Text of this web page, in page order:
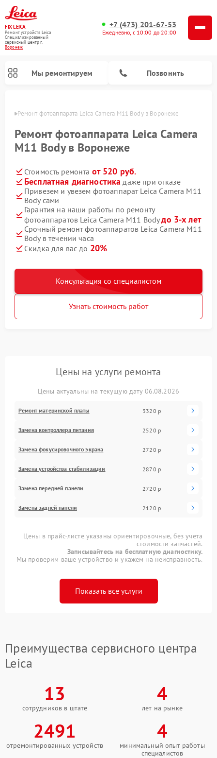
FIX-LEICA
Ремонт устройств Leica
Специализированный
cервисный центр г.
Воронеж
+7 (473) 201-67-53
Ежедневно, с 10:00 до 20:00
Мы ремонтируем Позвонить
Ремонт фотоаппарата Leica Camera M11 Body в Воронеже
Ремонт фотоаппарата Leica Camera
M11 Body в Воронеже
Стоимость ремонта от 520 руб.
Бесплатная диагностика даже при отказе
Привезем и увезем фотоаппарат Leica Camera M11
Body сами
Гарантия на наши работы по ремонту
фотоаппаратов Leica Camera M11 Bodyдо 3-х лет
Срочный ремонт фотоаппаратов Leica Camera M11
Body в течении часа
Скидка для вас до 20%
Консультация со специалистом
Узнать стоимость работ
Цены на услуги ремонта
Цены актуальны на текущую дату 06.08.2026
Ремонт материнской платы 3320 р
Замена контроллера питания 2520 р
Замена фокусировочного экрана 2720 р
Замена устройства стабилизации 2870 р
Замена передней панели 2720 р
Замена задней панели 2120 р
Цены в прайс-листе указаны ориентировочные, без учета
стоимости запчастей.
Записывайтесь на бесплатную диагностику.
Мы проверим ваше устройство и укажем на неисправность.
Показать все услуги
Преимущества сервисного центра
Leica
13
сотрудников в штате
4
лет на рынке
2491
отремонтированных устройств
4
минимальный опыт работы
специалистов